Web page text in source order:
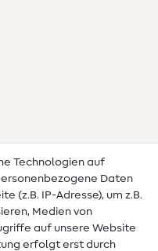
Technologien auf
Daten
(z.B. IP-Adresse), um z.B.
Medien von
auf unsere Website
erfolgt erst durch